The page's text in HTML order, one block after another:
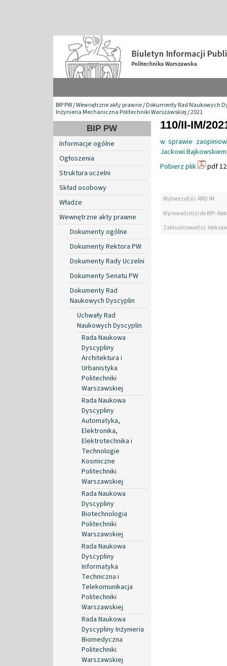
BIP PW/Wewnętrzne akty prawne/Dokumenty Rad Naukowych
Inżynieria Mechaniczna Politechniki Warszawskiej/2021
BIP PW
Informacje ogólne
Ogłoszenia
Struktura uczelni
Skład osobowy
Władze
Wewnętrzne akty prawne
Dokumenty ogólne
Dokumenty Rektora PW
Dokumenty Rady Uczelni
Dokumenty Senatu PW
Dokumenty Rad
Naukowych Dyscyplin
Uchwały Rad
Naukowych Dyscyplin
Rada Naukowa
Dyscypliny
Architektura i
Urbanistyka
Politechniki
Warszawskiej
Rada Naukowa
Dyscypliny
Automatyka,
Elektronika,
Elektrotechnika i
Technologie
Kosmiczne
Politechniki
Warszawskiej
Rada Naukowa
Dyscypliny
Biotechnologia
Politechniki
Warszawskiej
Rada Naukowa
Dyscypliny
Informatyka
Techniczna i
Telekomunikacja
Politechniki
Warszawskiej
Rada Naukowa
Dyscypliny Inżynieria
Biomedyczna
Politechniki
Warszawskiej
110/II-IM/
w sprawie
Jackowi
Pobierz plik
pdf
Wytworzył(a): RND IM
Wprowadził(a) do BIP:
Zaktualizował(a):